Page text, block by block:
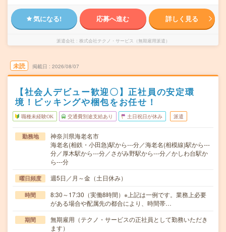
気になる! 応募へ進む 詳しく見る
派遣会社 株式会社テクノ・サービス（無期雇用派遣）
未読 掲載日 2026/08/07
【社会人デビュー歓迎〇】正社員の安定環
境！ピッキングや梱包をお任せ！
職種未経験OK 交通費別途支給あり 土日祝日が休み 派遣
勤務地
神奈川県海老名市
海老名(相鉄・小田急)駅から---分／海老名(相模線)駅から---
分／厚木駅から---分／さがみ野駅から---分／かしわ台駅か
ら---分
曜日頻度 週5日／月～金（土日休み）
時間
8:30～17:30（実働8時間）※上記は一例です。業務上必要
がある場合や配属先の都合により、時間帯…
期間
無期雇用（テクノ・サービスの正社員として勤務いただき
ます）